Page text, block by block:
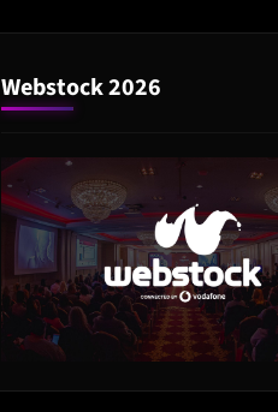
Webstock 2026